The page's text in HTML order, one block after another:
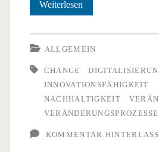
Weiterlesen
und
wandlungsfähig
sind
deutsche
Unternehmen
ALLGEMEIN
CHANGE
INNOVATIONSFÄHIGKEIT
NACHHALTIGKEIT
VERÄNDERUNGSPROZESSE
KOMMENTAR